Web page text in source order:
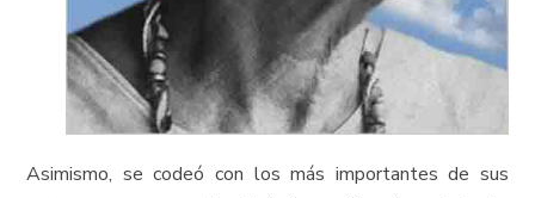
Asimismo, se codeó con los más importantes de sus